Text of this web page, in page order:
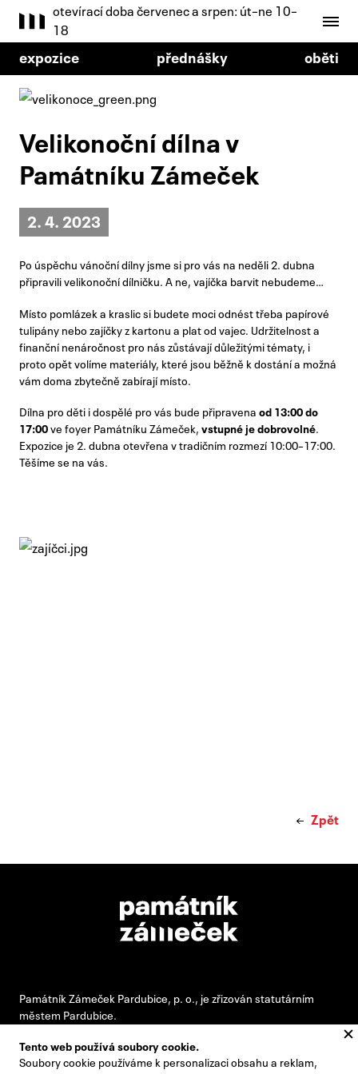
otevírací doba červenec a srpen: út–ne 10–
18
expozice přednášky oběti
Velikonoční dílna v
Památníku Zámeček
2. 4. 2023
Po úspěchu vánoční dílny jsme si pro vás na neděli 2. dubna
připravili velikonoční dílničku. A ne, vajíčka barvit nebudeme…
Místo pomlázek a kraslic si budete moci odnést třeba papírové
tulipány nebo zajíčky z kartonu a plat od vajec. Udržitelnost a
finanční nenáročnost pro nás zůstávají důležitými tématy, i
proto opět volíme materiály, které jsou běžně k dostání a možná
vám doma zbytečně zabírají místo.
Dílna pro děti i dospělé pro vás bude připravena od 13:00 do
17:00ve foyer Památníku Zámeček, vstupné je dobrovolné.
Expozice je 2. dubna otevřena v tradičním rozmezí 10:00–17:00.
Těšíme se na vás.
Zpět
Památník Zámeček Pardubice, p. o., je zřizován statutárním
městem Pardubice.
Tento web používá soubory cookie.
Soubory cookie používáme k personalizaci obsahu a reklam,